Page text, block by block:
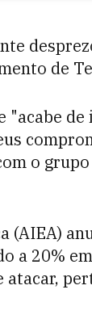
de
"acabe de
o
a 20%